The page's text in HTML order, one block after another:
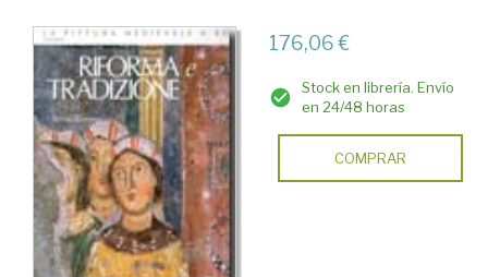
176,06 €
Stock en librería. Envío
en 24/48 horas
COMPRAR